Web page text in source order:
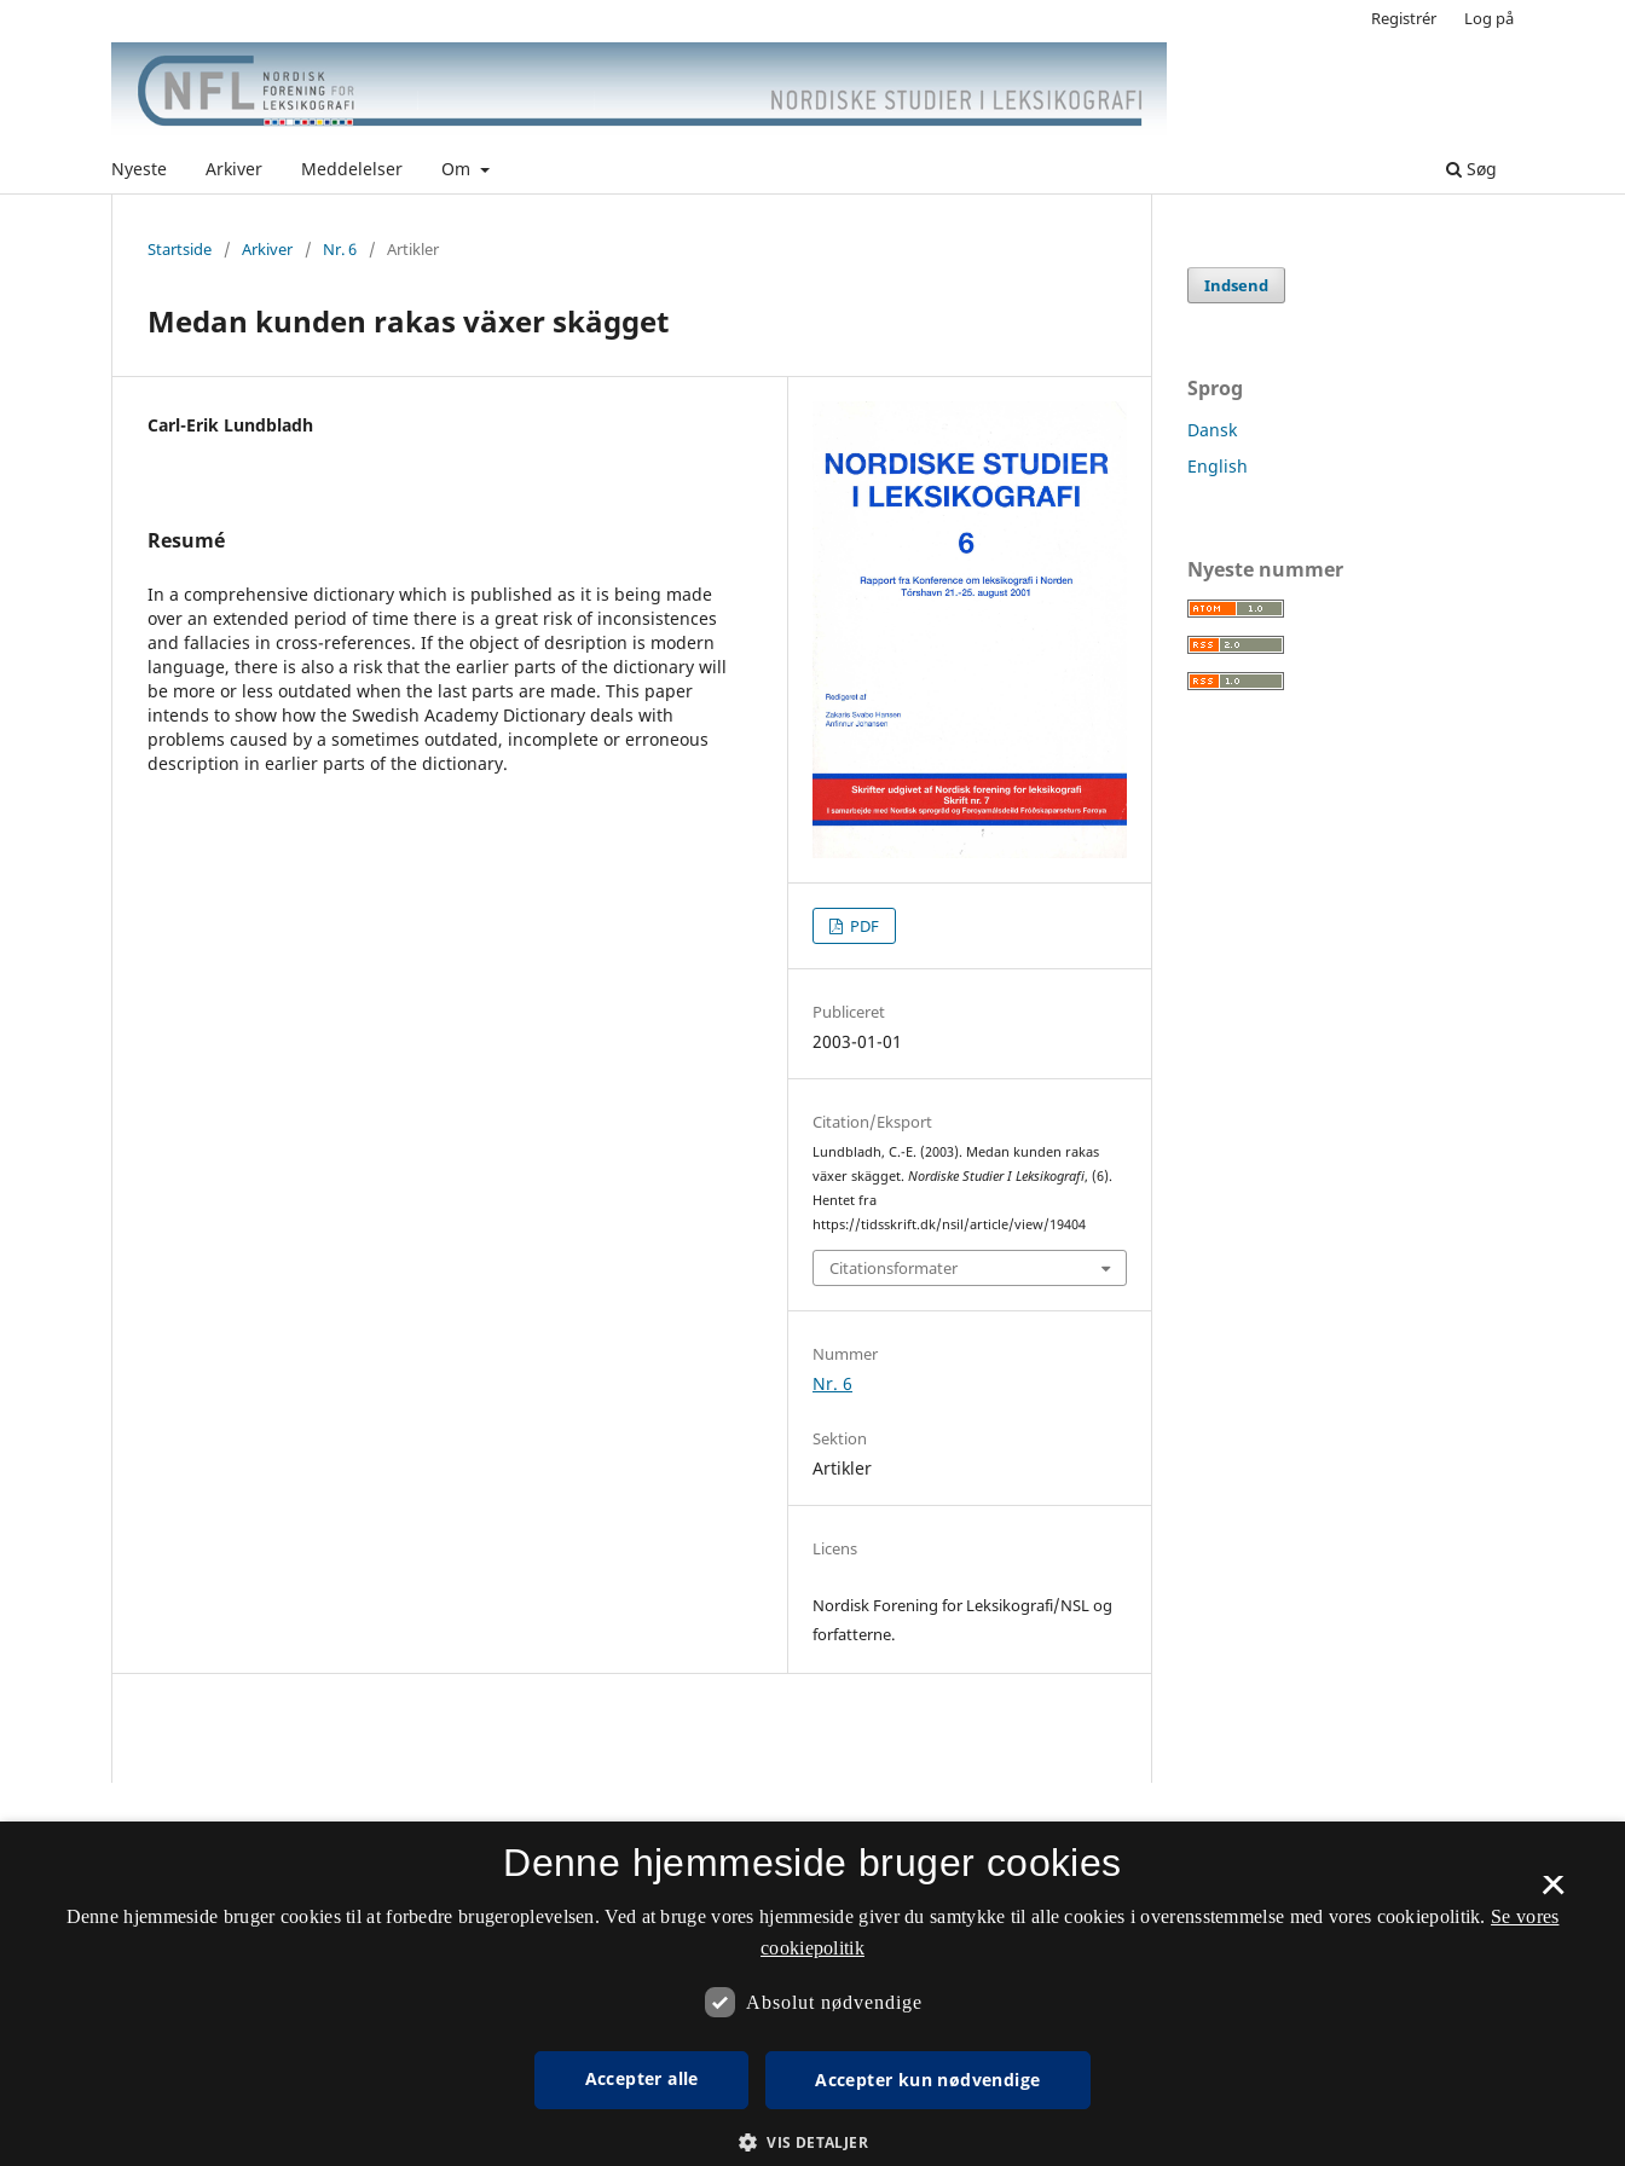
Nyeste Arkiver Meddelelser Om Søg
Registrér Log på
Startside / Arkiver / Nr. 6 / Artikler
Medan kunden rakas växer skägget
Carl-Erik Lundbladh
Resumé
In a comprehensive dictionary which is published as it is being made
over an extended period of time there is a great risk of inconsistences
and fallacies in cross-references. If the object of desription is modern
language, there is also a risk that the earlier parts of the dictionary will
be more or less outdated when the last parts are made. This paper
intends to show how the Swedish Academy Dictionary deals with
problems caused by a sometimes outdated, incomplete or erroneous
description in earlier parts of the dictionary.
PDF
Publiceret
2003-01-01
Citation/Eksport
Lundbladh, C.-E. (2003). Medan kunden rakas
växer skägget.Nordiske Studier I Leksikografi, (6).
Hentet fra
https://tidsskrift.dk/nsil/article/view/19404
Citationsformater
Nummer
Nr. 6
Sektion
Artikler
Licens
Nordisk Forening for Leksikografi/NSL og
forfatterne.
Indsend
Sprog
Dansk
English
Nyeste nummer
ISSN 2246-7823 (Online)
×
Denne hjemmeside bruger cookies
Denne hjemmeside bruger cookies til at forbedre brugeroplevelsen. Ved at bruge vores hjemmeside giver du samtykke til alle cookies i overensstemmelse med vores cookiepolitik. Se vores
cookiepolitik
Absolut nødvendige
Accepter alle Accepter kun nødvendige
VIS DETALJER